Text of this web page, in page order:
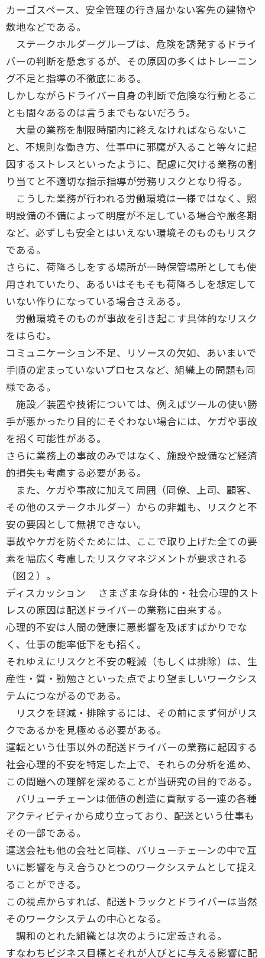
カーゴスペース、安全管理の行き届かない客先の建物や
敷地などである。
ステークホルダーグループは、危険を誘発するドライ
バーの判断を懸念するが、その原因の多くはトレーニン
グ不足と指導の不徹底にある。
しかしながらドライバー自身の判断で危険な行動とるこ
とも間々あるのは言うまでもないだろう。
大量の業務を制限時間内に終えなければならないこ
と、不規則な働き方、仕事中に邪魔が入ること等々に起
因するストレスといったように、配慮に欠ける業務の割
り当てと不適切な指示指導が労務リスクとなり得る。
こうした業務が行われる労働環境は一様ではなく、照
明設備の不備によって明度が不足している場合や厳冬期
など、必ずしも安全とはいえない環境そのものもリスク
である。
さらに、荷降ろしをする場所が一時保管場所としても使
用されていたり、あるいはそもそも荷降ろしを想定して
いない作りになっている場合さえある。
労働環境そのものが事故を引き起こす具体的なリスク
をはらむ。
コミュニケーション不足、リソースの欠如、あいまいで
手順の定まっていないプロセスなど、組織上の問題も同
様である。
施設／装置や技術については、例えばツールの使い勝
手が悪かったり目的にそぐわない場合には、ケガや事故
を招く可能性がある。
さらに業務上の事故のみではなく、施設や設備など経済
的損失も考慮する必要がある。
また、ケガや事故に加えて周囲（同僚、上司、顧客、
その他のステークホルダー）からの非難も、リスクと不
安の要因として無視できない。
事故やケガを防ぐためには、ここで取り上げた全ての要
素を幅広く考慮したリスクマネジメントが要求される
（図２）。
ディスカッション さまざまな身体的・社会心理的スト
レスの原因は配送ドライバーの業務に由来する。
心理的不安は人間の健康に悪影響を及ぼすばかりでな
く、仕事の能率低下をも招く。
それゆえにリスクと不安の軽減（もしくは排除）は、生
産性・質・勤勉さといった点でより望ましいワークシス
テムにつながるのである。
リスクを軽減・排除するには、その前にまず何がリス
クであるかを見極める必要がある。
運転という仕事以外の配送ドライバーの業務に起因する
社会心理的不安を特定した上で、それらの分析を進め、
この問題への理解を深めることが当研究の目的である。
バリューチェーンは価値の創造に貢献する一連の各種
アクティビティから成り立っており、配送という仕事も
その一部である。
運送会社も他の会社と同様、バリューチェーンの中で互
いに影響を与え合うひとつのワークシステムとして捉え
ることができる。
この視点からすれば、配送トラックとドライバーは当然
そのワークシステムの中心となる。
調和のとれた組織とは次のように定義される。
すなわちビジネス目標とそれが人びとに与える影響に配